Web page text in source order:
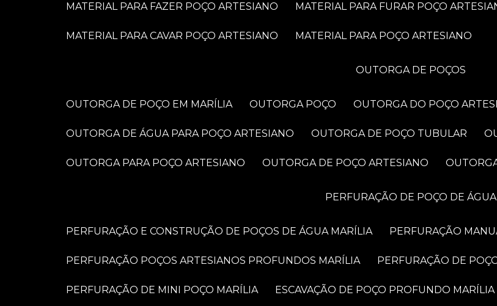
MATERIAL PARA FAZER POÇO ARTESIANO MATERIAL PARA FURAR POÇO
MATERIAL PARA CAVAR POÇO ARTESIANO MATERIAL PARA POÇO ARTESIANO
OUTORGA DE POÇOS
OUTORGA DE POÇO EM MARÍLIA OUTORGA POÇO OUTORGA DO POÇO
OUTORGA DE ÁGUA PARA POÇO ARTESIANO OUTORGA DE POÇO TUBULAR
OUTORGA PARA POÇO ARTESIANO OUTORGA DE POÇO ARTESIANO
PERFURAÇÃO DE POÇO DE ÁGUA
PERFURAÇÃO E CONSTRUÇÃO DE POÇOS DE ÁGUA MARÍLIA PERFURAÇÃO
PERFURAÇÃO POÇOS ARTESIANOS PROFUNDOS MARÍLIA PERFURAÇÃO DE
PERFURAÇÃO DE MINI POÇO MARÍLIA ESCAVAÇÃO DE POÇO PROFUNDO MARÍLIA